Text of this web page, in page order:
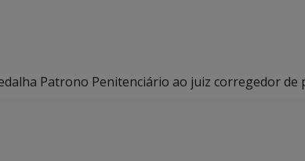
Patrono Penitenciário ao juiz corregedor de